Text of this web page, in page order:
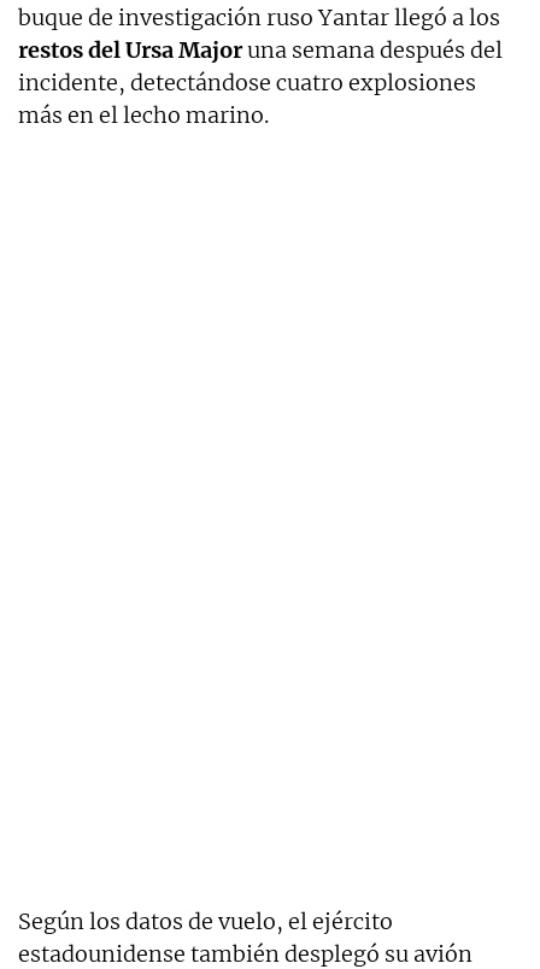
buque de investigación ruso Yantar llegó a los
restos del Ursa Majoruna semana después del
incidente, detectándose cuatro explosiones
más en el lecho marino.
Según los datos de vuelo, el ejército
estadounidense también desplegó su avión